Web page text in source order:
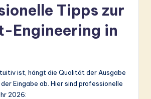
Tipps zur
Engineering in
ist, hängt die Qualität der Ausgabe
Eingabe ab. Hier sind professionelle
2026: